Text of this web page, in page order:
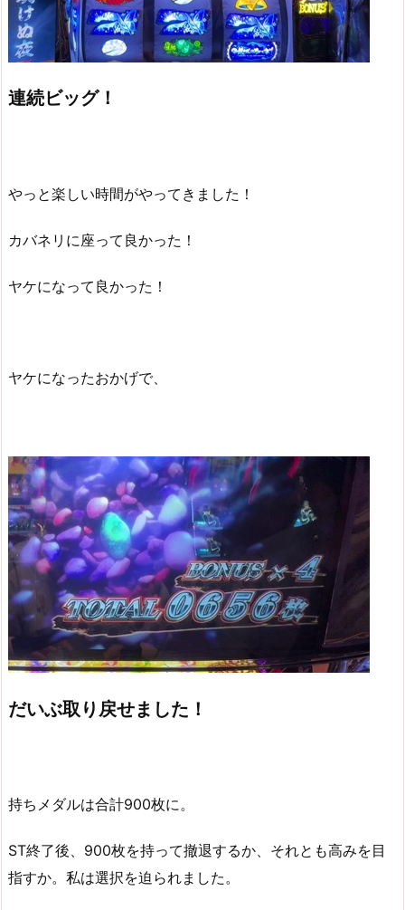
連続ビッグ！
やっと楽しい時間がやってきました！
カバネリに座って良かった！
ヤケになって良かった！
ヤケになったおかげで、
だいぶ取り戻せました！
持ちメダルは合計900枚に。
ST終了後、900枚を持って撤退するか、それとも高みを目
指すか。私は選択を迫られました。